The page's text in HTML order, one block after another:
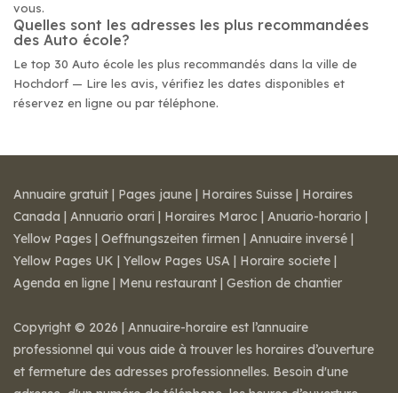
vous.
Quelles sont les adresses les plus recommandées
des Auto école?
Le top 30 Auto école les plus recommandés dans la ville de
Hochdorf — Lire les avis, vérifiez les dates disponibles et
réservez en ligne ou par téléphone.
Annuaire gratuit | Pages jaune | Horaires Suisse | Horaires
Canada | Annuario orari | Horaires Maroc | Anuario-horario |
Yellow Pages | Oeffnungszeiten firmen | Annuaire inversé |
Yellow Pages UK | Yellow Pages USA | Horaire societe |
Agenda en ligne | Menu restaurant | Gestion de chantier
Copyright © 2026 | Annuaire-horaire est l’annuaire
professionnel qui vous aide à trouver les horaires d’ouverture
et fermeture des adresses professionnelles. Besoin d'une